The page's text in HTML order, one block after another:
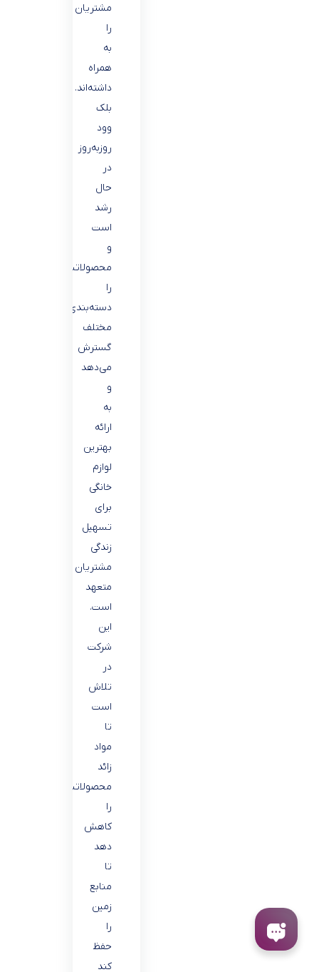
مشتریان
را
به
همراه
داشته‌اند.
بلک
وود
روز‌به‌روز
در
حال
رشد
است
و
محصولاتش
را
دسته‌بندی‌های
مختلف
گسترش
می‌دهد
و
به
ارائه
بهترین
لوازم
خانگی
برای
تسهیل
زندگی
مشتریان
متعهد
است.
این
شرکت
در
تلاش
است
تا
مواد
زائد
محصولاتش
را
کاهش
دهد
تا
منابع
زمین
را
حفظ
کند